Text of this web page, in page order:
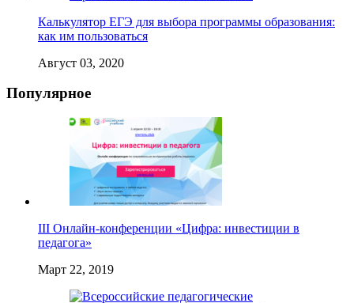
Калькулятор ЕГЭ для выбора программы образования:
как им пользоваться
Август 03, 2020
Популярное
III Онлайн-конференции «Цифра: инвестиции в
педагога»
Март 22, 2019